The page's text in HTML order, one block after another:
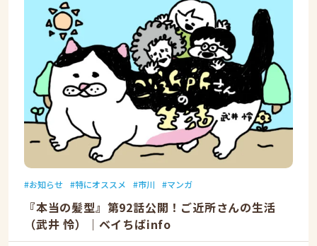
お知らせ 特にオススメ 市川 マンガ
『本当の髪型』第92話公開！ご近所さんの生活
（武井 怜）｜ベイちばinfo